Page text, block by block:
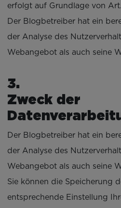
erfolgt auf Grundlage von
Der Blogbetreiber hat ein
der Analyse des
Webangebot als auch seine
Zweck der
Der Blogbetreiber hat ein
der Analyse des
Webangebot als auch seine
Sie können die Speicherung
entsprechende Einstellung